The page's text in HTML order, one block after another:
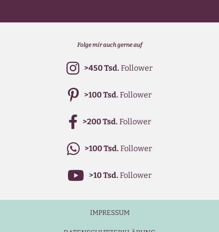
Folge mir auch gerne auf
>450 Tsd. Follower
>100 Tsd. Follower
>200 Tsd. Follower
>100 Tsd. Follower
>10 Tsd. Follower
IMPRESSUM